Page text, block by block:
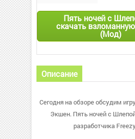
Пять ночей с
скачать
(Мод)
Описание
Сегодня на обзоре обсудим
Экшен. Пять ночей с
разработчика